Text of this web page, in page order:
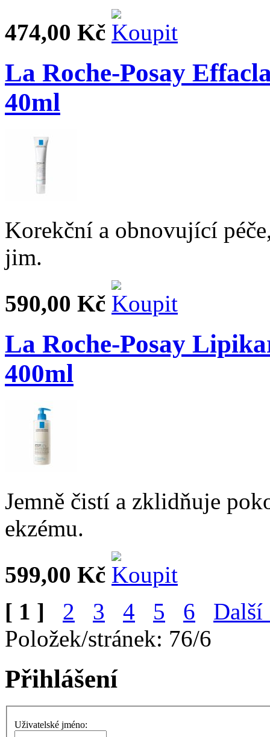
474,00 Kč
La Roche-Posay
40ml
Korekční a obnovující
jim.
590,00 Kč
La Roche-Posay
400ml
Jemně čistí a zklidňuje
ekzému.
599,00 Kč
[ 1 ]
2 3 4 5 6
Další
Položek/stránek: 76/6
Přihlášení
Uživatelské jméno: